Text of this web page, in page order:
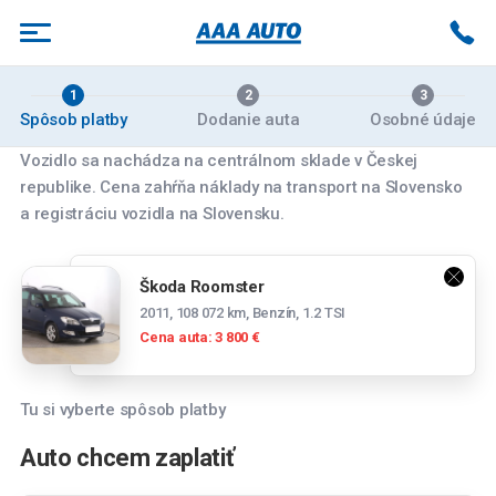
1
Spôsob platby
2
Dodanie auta
3
Osobné údaje
Vozidlo sa nachádza na centrálnom sklade v Českej
republike. Cena zahŕňa náklady na transport na Slovensko
a registráciu vozidla na Slovensku.
Škoda Roomster
2011, 108 072 km, Benzín, 1.2 TSI
Cena auta: 3 800 €
Tu si vyberte spôsob platby
Auto chcem zaplatiť
Spočítajte si mesačnú splátku
Mesačná splátka
Vyberte pobočku
Banská Bystrica
Zvolenská cesta 14084/179, 974 05 Banská
Bystrica
Bratislava
Tesco stores SR a.s., Cesta na Senec 2, 821